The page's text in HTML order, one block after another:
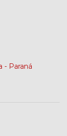
- Paraná